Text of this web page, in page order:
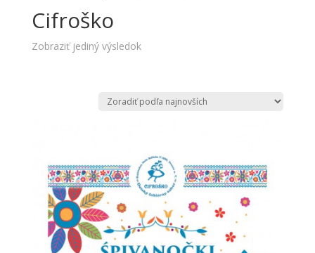
Cifroško
Zobraziť jediný výsledok